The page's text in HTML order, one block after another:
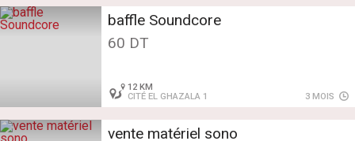
baffle Soundcore
60 DT
12 KM
CITÉ EL GHAZALA 1
3 MOIS
vente matériel sono